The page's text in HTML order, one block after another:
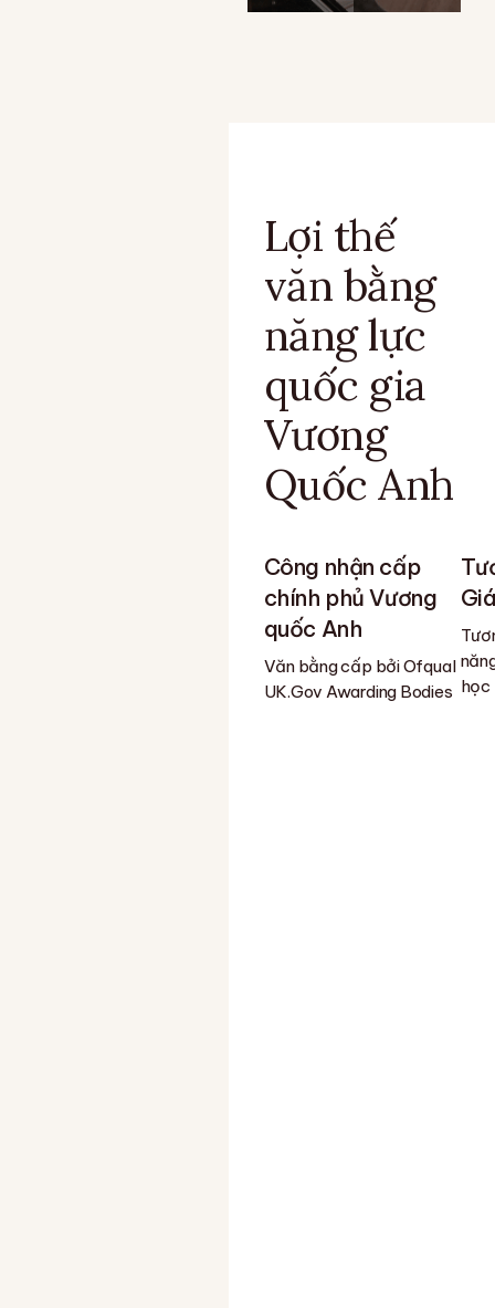
Lợi thế
văn bằng
năng lực
quốc gia
Vương
Quốc Anh
Công nhận cấp
chính phủ Vương
quốc Anh
Văn bằng cấp bởi Ofqual
UK.Gov Awarding Bodies học